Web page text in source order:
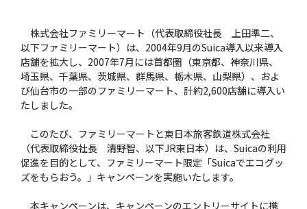
株式会社ファミリーマート（代表取締役社長 上田準二、
以下ファミリーマート）は、2004年9月のSuica導入以来導入
店舗を拡大し、2007年7月には首都圏（東京都、神奈川県、
埼玉県、千葉県、茨城県、群馬県、栃木県、山梨県）、およ
び仙台市の一部のファミリーマート、計約2,600店舗に導入い
たしました。
このたび、ファミリーマートと東日本旅客鉄道株式会社
（代表取締役社長 清野智、以下JR東日本）は、Suicaの利用
促進を目的として、ファミリーマート限定「Suicaでエコグッ
ズをもらおう。」キャンペーンを実施いたします。
本キャンペーンは、キャンペーンのエントリーサイトに携